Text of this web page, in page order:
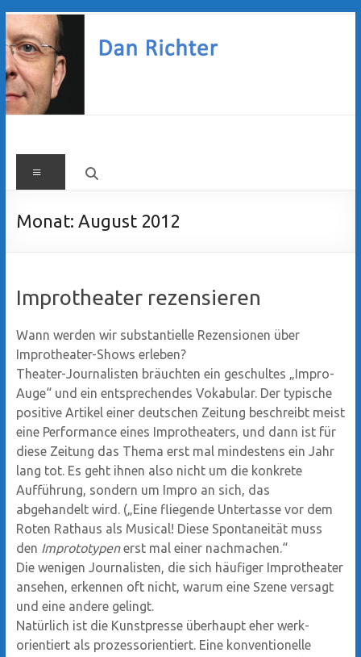
Zum
Inhalt
springen
Dan
Richter
Menü
Monat: August 2012
Improtheater rezensieren
Wann werden wir substantielle Rezensionen über
Improtheater-Shows erleben?
Theater-Journalisten bräuchten ein geschultes „Impro-
Auge“ und ein entsprechendes Vokabular. Der typische
positive Artikel einer deutschen Zeitung beschreibt meist
eine Performance eines Improtheaters, und dann ist für
diese Zeitung das Thema erst mal mindestens ein Jahr
lang tot. Es geht ihnen also nicht um die konkrete
Aufführung, sondern um Impro an sich, das
abgehandelt wird. („Eine fliegende Untertasse vor dem
Roten Rathaus als Musical! Diese Spontaneität muss
den Imprototypenerst mal einer nachmachen.“
Die wenigen Journalisten, die sich häufiger Improtheater
ansehen, erkennen oft nicht, warum eine Szene versagt
und eine andere gelingt.
Natürlich ist die Kunstpresse überhaupt eher werk-
orientiert als prozessorientiert. Eine konventionelle